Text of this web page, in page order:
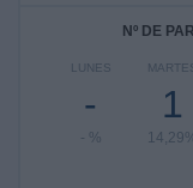
Nº DE
LUNES
-
- %
1
14,29%